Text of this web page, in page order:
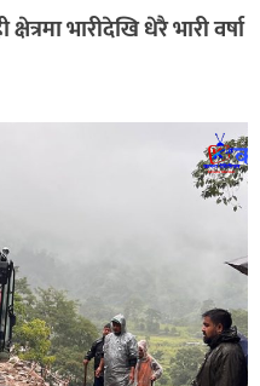
भारीदेखि धेरै भारी वर्षा